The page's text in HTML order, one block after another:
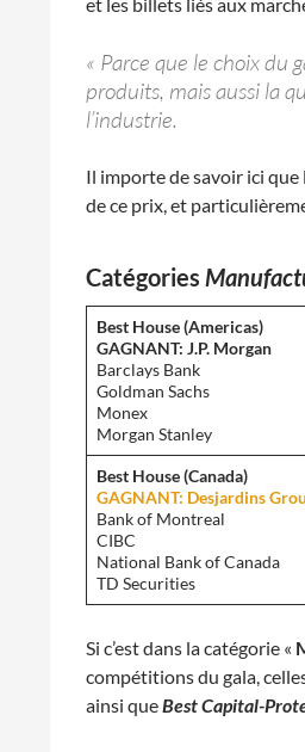
« Parce que le choix du
produits, mais aussi la
l’industrie.
Il importe de savoir ici que
de ce prix, et
Catégories
Best House (Americas)
GAGNANT: J.P. Morgan
Barclays Bank
Goldman Sachs
Monex
Morgan Stanley
Best House (Canada)
GAGNANT: Desjardins
Bank of Montreal
CIBC
National Bank of Canada
TD Securities
Si c’est dans la catégorie «
compétitions du gala,
ainsi queBest Capital-